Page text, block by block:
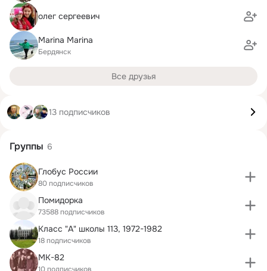
олег сергеевич
Marina Marina
Бердянск
Все друзья
13 подписчиков
Группы 6
Глобус России
80 подписчиков
Помидорка
73588 подписчиков
Класс "А" школы 113, 1972-1982
18 подписчиков
МК-82
10 подписчиков